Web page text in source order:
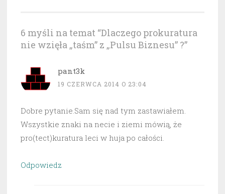
6 myśli na temat “Dlaczego prokuratura
nie wzięła „taśm” z „Pulsu Biznesu” ?”
pant3k
19 CZERWCA 2014 O 23:04
Dobre pytanie.Sam się nad tym zastawiałem.
Wszystkie znaki na necie i ziemi mówią, że
pro(tect)kuratura leci w huja po całości.
Odpowiedz